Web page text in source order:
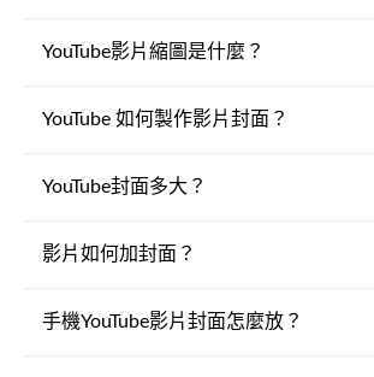
YouTube影片縮圖是什麼？
YouTube 如何製作影片封面？
YouTube封面多大？
影片如何加封面？
手機YouTube影片封面怎麼放？